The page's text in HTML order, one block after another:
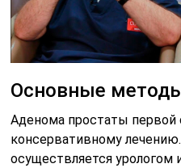
Основные
Аденома простаты первой
консервативному
осуществляется урологом